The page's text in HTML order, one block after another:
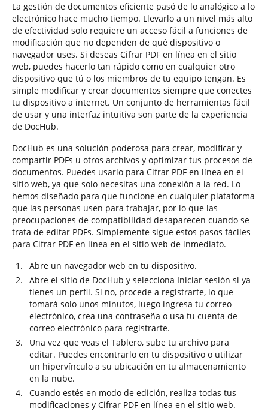
La gestión de documentos eficiente pasó de lo analógico a lo
electrónico hace mucho tiempo. Llevarlo a un nivel más alto
de efectividad solo requiere un acceso fácil a funciones de
modificación que no dependen de qué dispositivo o
navegador uses. Si deseas Cifrar PDF en línea en el sitio
web, puedes hacerlo tan rápido como en cualquier otro
dispositivo que tú o los miembros de tu equipo tengan. Es
simple modificar y crear documentos siempre que conectes
tu dispositivo a internet. Un conjunto de herramientas fácil
de usar y una interfaz intuitiva son parte de la experiencia
de DocHub.
DocHub es una solución poderosa para crear, modificar y
compartir PDFs u otros archivos y optimizar tus procesos de
documentos. Puedes usarlo para Cifrar PDF en línea en el
sitio web, ya que solo necesitas una conexión a la red. Lo
hemos diseñado para que funcione en cualquier plataforma
que las personas usen para trabajar, por lo que las
preocupaciones de compatibilidad desaparecen cuando se
trata de editar PDFs. Simplemente sigue estos pasos fáciles
para Cifrar PDF en línea en el sitio web de inmediato.
Abre un navegador web en tu dispositivo.
Abre el sitio de DocHub y selecciona Iniciar sesión si ya
tienes un perfil. Si no, procede a registrarte, lo que
tomará solo unos minutos, luego ingresa tu correo
electrónico, crea una contraseña o usa tu cuenta de
correo electrónico para registrarte.
Una vez que veas el Tablero, sube tu archivo para
editar. Puedes encontrarlo en tu dispositivo o utilizar
un hipervínculo a su ubicación en tu almacenamiento
en la nube.
Cuando estés en modo de edición, realiza todas tus
modificaciones y Cifrar PDF en línea en el sitio web.